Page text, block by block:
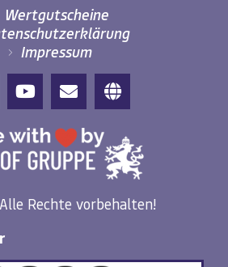
Wertgutscheine
Impressum
Rechte vorbehalten!